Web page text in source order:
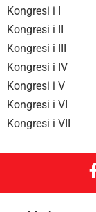
Kongresi i I
Kongresi i II
Kongresi i III
Kongresi i IV
Kongresi i V
Kongresi i VI
Kongresi i VII